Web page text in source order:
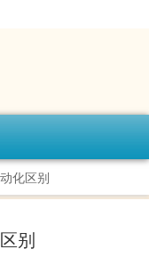
化区别
别